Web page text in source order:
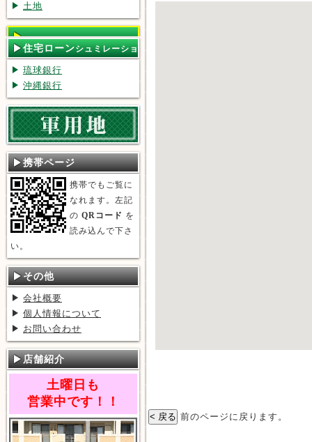
前のページに戻ります。
土地
住宅ローンシュミレーショ
ン
琉球銀行
沖縄銀行
携帯ページ
携帯でもご覧に
なれます。左記
の QRコード を
読み込んで下さ
い。
その他
会社概要
個人情報について
お問い合わせ
店舗紹介
土曜日も
営業中です！！